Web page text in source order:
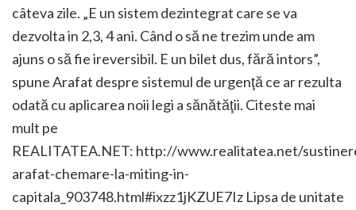
câteva zile. „E un sistem dezintegrat care se va
dezvolta in 2,3, 4 ani. Când o să ne trezim unde am
ajuns o să fie ireversibil. E un bilet dus, fără intors”,
spune Arafat despre sistemul de urgenţă ce ar rezulta
odată cu aplicarea noii legi a sănătăţii. Citeste mai
mult pe
REALITATEA.NET: http://www.realitatea.net/
arafat-chemare-la-miting-in-
capitala_903748.html#ixzz1jKZUE7Iz Lipsa de unitate